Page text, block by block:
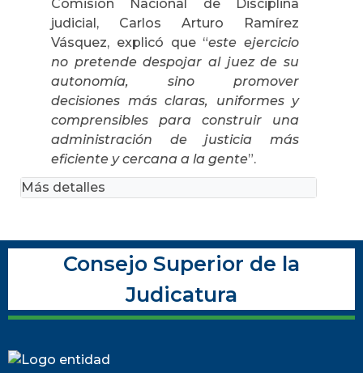
Comisión Nacional de Disciplina
judicial, Carlos Arturo Ramírez
Vásquez, explicó que “este ejercicio
no pretende despojar al juez de su
autonomía, sino promover
decisiones más claras, uniformes y
comprensibles para construir una
administración de justicia más
eficiente y cercana a la gente”.
Más detalles
Consejo Superior de la
Judicatura